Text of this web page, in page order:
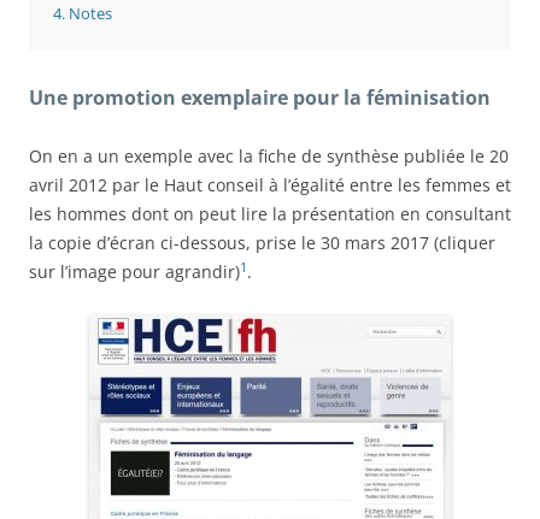
4. Notes
Une promotion exemplaire pour la féminisation
On en a un exemple avec la fiche de synthèse publiée le 20
avril 2012 par le Haut conseil à l’égalité entre les femmes et
les hommes dont on peut lire la présentation en consultant
la copie d’écran ci-dessous, prise le 30 mars 2017 (cliquer
sur l’image pour agrandir)1 .